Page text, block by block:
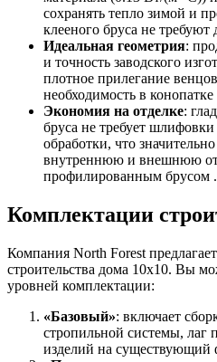
сохранять тепло зимой и
клееного бруса не
Идеальная геометрия:
и точность заводского
плотное прилегание
необходимость в конопатке
Экономия на отделке:
бруса не требует
обработки, что
внутреннюю и внешнюю
профилированным брусом .
Комплектации
Компания North Forest
строительства дома 10х10. Вы
уровней комплектации:
«Базовый»: включает
стропильной системы, лаг
изделий на существующий